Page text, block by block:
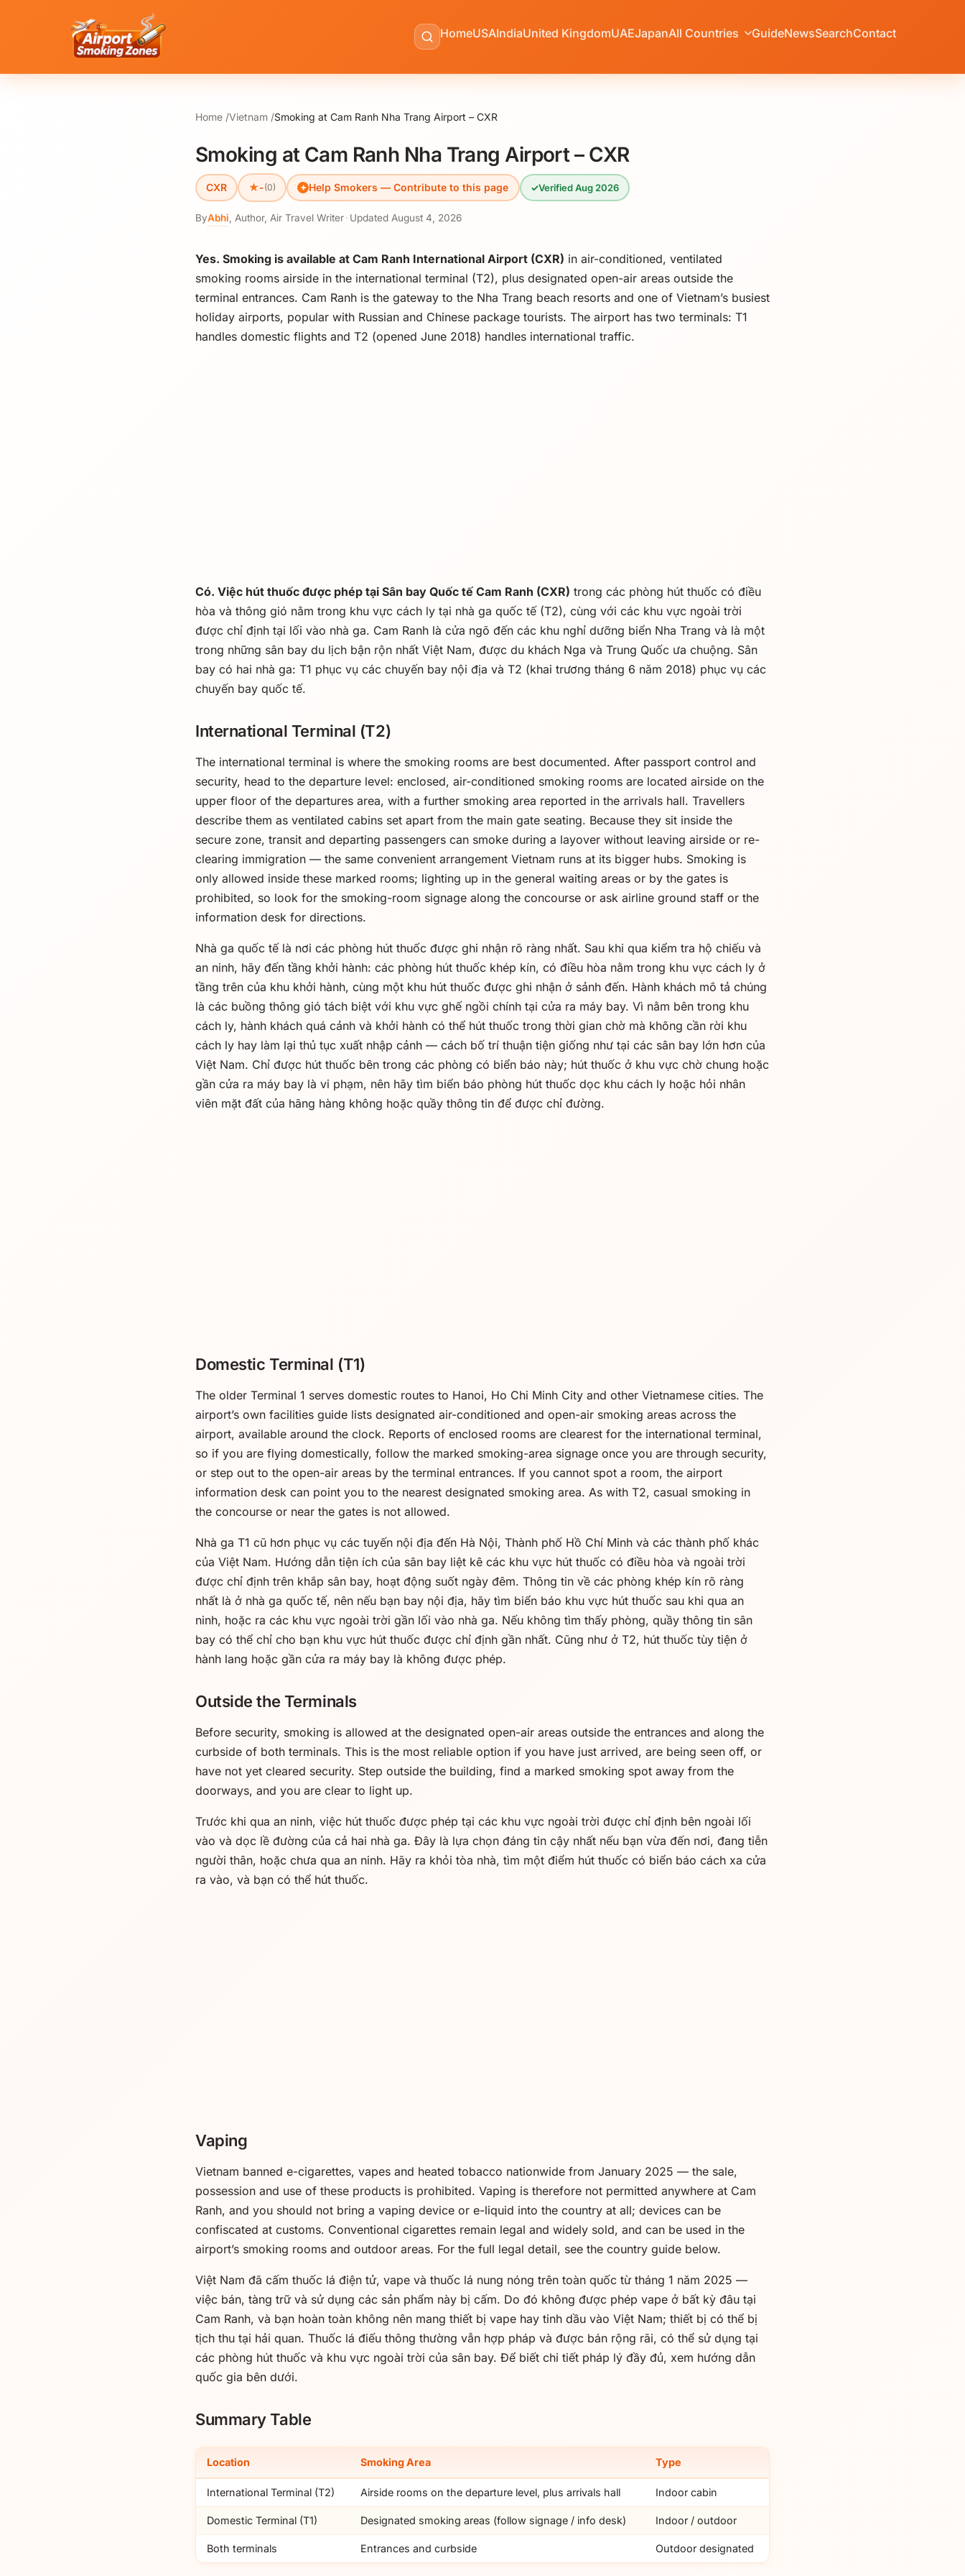
HomeUSAIndiaUnited KingdomUAEJapanAll Countries GuideNewsSearchContact
Home Vietnam Smoking at Cam Ranh Nha Trang Airport – CXR
Smoking at Cam Ranh Nha Trang Airport – CXR
CXR ★-(0) Help Smokers — Contribute to this page ✓Verified Aug 2026
ByAbhi Author, Air Travel Writer· Updated August 4, 2026
Yes. Smoking is available at Cam Ranh International Airport (CXR) in air-conditioned, ventilated
smoking rooms airside in the international terminal (T2), plus designated open-air areas outside the
terminal entrances. Cam Ranh is the gateway to the Nha Trang beach resorts and one of Vietnam’s busiest
holiday airports, popular with Russian and Chinese package tourists. The airport has two terminals: T1
handles domestic flights and T2 (opened June 2018) handles international traffic.
Có. Việc hút thuốc được phép tại Sân bay Quốc tế Cam Ranh (CXR) trong các phòng hút thuốc có điều
hòa và thông gió nằm trong khu vực cách ly tại nhà ga quốc tế (T2), cùng với các khu vực ngoài trời
được chỉ định tại lối vào nhà ga. Cam Ranh là cửa ngõ đến các khu nghỉ dưỡng biển Nha Trang và là một
trong những sân bay du lịch bận rộn nhất Việt Nam, được du khách Nga và Trung Quốc ưa chuộng. Sân
bay có hai nhà ga: T1 phục vụ các chuyến bay nội địa và T2 (khai trương tháng 6 năm 2018) phục vụ các
chuyến bay quốc tế.
International Terminal (T2)
The international terminal is where the smoking rooms are best documented. After passport control and
security, head to the departure level: enclosed, air-conditioned smoking rooms are located airside on the
upper floor of the departures area, with a further smoking area reported in the arrivals hall. Travellers
describe them as ventilated cabins set apart from the main gate seating. Because they sit inside the
secure zone, transit and departing passengers can smoke during a layover without leaving airside or re-
clearing immigration — the same convenient arrangement Vietnam runs at its bigger hubs. Smoking is
only allowed inside these marked rooms; lighting up in the general waiting areas or by the gates is
prohibited, so look for the smoking-room signage along the concourse or ask airline ground staff or the
information desk for directions.
Nhà ga quốc tế là nơi các phòng hút thuốc được ghi nhận rõ ràng nhất. Sau khi qua kiểm tra hộ chiếu và
an ninh, hãy đến tầng khởi hành: các phòng hút thuốc khép kín, có điều hòa nằm trong khu vực cách ly ở
tầng trên của khu khởi hành, cùng một khu hút thuốc được ghi nhận ở sảnh đến. Hành khách mô tả chúng
là các buồng thông gió tách biệt với khu vực ghế ngồi chính tại cửa ra máy bay. Vì nằm bên trong khu
cách ly, hành khách quá cảnh và khởi hành có thể hút thuốc trong thời gian chờ mà không cần rời khu
cách ly hay làm lại thủ tục xuất nhập cảnh — cách bố trí thuận tiện giống như tại các sân bay lớn hơn của
Việt Nam. Chỉ được hút thuốc bên trong các phòng có biển báo này; hút thuốc ở khu vực chờ chung hoặc
gần cửa ra máy bay là vi phạm, nên hãy tìm biển báo phòng hút thuốc dọc khu cách ly hoặc hỏi nhân
viên mặt đất của hãng hàng không hoặc quầy thông tin để được chỉ đường.
Domestic Terminal (T1)
The older Terminal 1 serves domestic routes to Hanoi, Ho Chi Minh City and other Vietnamese cities. The
airport’s own facilities guide lists designated air-conditioned and open-air smoking areas across the
airport, available around the clock. Reports of enclosed rooms are clearest for the international terminal,
so if you are flying domestically, follow the marked smoking-area signage once you are through security,
or step out to the open-air areas by the terminal entrances. If you cannot spot a room, the airport
information desk can point you to the nearest designated smoking area. As with T2, casual smoking in
the concourse or near the gates is not allowed.
Nhà ga T1 cũ hơn phục vụ các tuyến nội địa đến Hà Nội, Thành phố Hồ Chí Minh và các thành phố khác
của Việt Nam. Hướng dẫn tiện ích của sân bay liệt kê các khu vực hút thuốc có điều hòa và ngoài trời
được chỉ định trên khắp sân bay, hoạt động suốt ngày đêm. Thông tin về các phòng khép kín rõ ràng
nhất là ở nhà ga quốc tế, nên nếu bạn bay nội địa, hãy tìm biển báo khu vực hút thuốc sau khi qua an
ninh, hoặc ra các khu vực ngoài trời gần lối vào nhà ga. Nếu không tìm thấy phòng, quầy thông tin sân
bay có thể chỉ cho bạn khu vực hút thuốc được chỉ định gần nhất. Cũng như ở T2, hút thuốc tùy tiện ở
hành lang hoặc gần cửa ra máy bay là không được phép.
Outside the Terminals
Before security, smoking is allowed at the designated open-air areas outside the entrances and along the
curbside of both terminals. This is the most reliable option if you have just arrived, are being seen off, or
have not yet cleared security. Step outside the building, find a marked smoking spot away from the
doorways, and you are clear to light up.
Trước khi qua an ninh, việc hút thuốc được phép tại các khu vực ngoài trời được chỉ định bên ngoài lối
vào và dọc lề đường của cả hai nhà ga. Đây là lựa chọn đáng tin cậy nhất nếu bạn vừa đến nơi, đang tiễn
người thân, hoặc chưa qua an ninh. Hãy ra khỏi tòa nhà, tìm một điểm hút thuốc có biển báo cách xa cửa
ra vào, và bạn có thể hút thuốc.
Vaping
Vietnam banned e-cigarettes, vapes and heated tobacco nationwide from January 2025 — the sale,
possession and use of these products is prohibited. Vaping is therefore not permitted anywhere at Cam
Ranh, and you should not bring a vaping device or e-liquid into the country at all; devices can be
confiscated at customs. Conventional cigarettes remain legal and widely sold, and can be used in the
airport’s smoking rooms and outdoor areas. For the full legal detail, see the country guide below.
Việt Nam đã cấm thuốc lá điện tử, vape và thuốc lá nung nóng trên toàn quốc từ tháng 1 năm 2025 —
việc bán, tàng trữ và sử dụng các sản phẩm này bị cấm. Do đó không được phép vape ở bất kỳ đâu tại
Cam Ranh, và bạn hoàn toàn không nên mang thiết bị vape hay tinh dầu vào Việt Nam; thiết bị có thể bị
tịch thu tại hải quan. Thuốc lá điếu thông thường vẫn hợp pháp và được bán rộng rãi, có thể sử dụng tại
các phòng hút thuốc và khu vực ngoài trời của sân bay. Để biết chi tiết pháp lý đầy đủ, xem hướng dẫn
quốc gia bên dưới.
Summary Table
Location Smoking Area Type
International Terminal (T2) Airside rooms on the departure level, plus arrivals hall Indoor cabin
Domestic Terminal (T1) Designated smoking areas (follow signage / info desk) Indoor / outdoor
Both terminals Entrances and curbside Outdoor designated